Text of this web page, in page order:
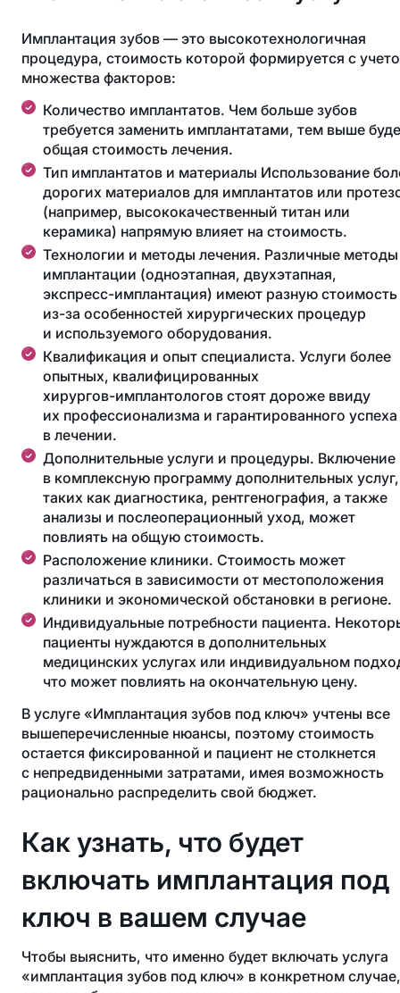
Имплантация зубов — это высокотехнологичная
процедура, стоимость которой формируется с
множества факторов:
Количество имплантатов. Чем больше зубов
требуется заменить имплантатами, тем выше
общая стоимость лечения.
Тип имплантатов и материалы Использование
дорогих материалов для имплантатов или
(например, высококачественный титан или
керамика) напрямую влияет на стоимость.
Технологии и методы лечения. Различные методы
имплантации (одноэтапная, двухэтапная,
экспресс-имплантация) имеют разную стоимость
из-за особенностей хирургических процедур
и используемого оборудования.
Квалификация и опыт специалиста. Услуги более
опытных, квалифицированных
хирургов-имплантологов стоят дороже ввиду
их профессионализма и гарантированного успеха
в лечении.
Дополнительные услуги и процедуры. Включение
в комплексную программу дополнительных услуг,
таких как диагностика, рентгенография, а также
анализы и послеоперационный уход, может
повлиять на общую стоимость.
Расположение клиники. Стоимость может
различаться в зависимости от местоположения
клиники и экономической обстановки в регионе.
Индивидуальные потребности пациента.
пациенты нуждаются в дополнительных
медицинских услугах или индивидуальном
что может повлиять на окончательную цену.
В услуге «Имплантация зубов под ключ» учтены все
вышеперечисленные нюансы, поэтому стоимость
остается фиксированной и пациент не столкнется
с непредвиденными затратами, имея возможность
рационально распределить свой бюджет.
Как узнать, что будет
включать имплантация под
ключ в вашем случае
Чтобы выяснить, что именно будет включать услуга
«имплантация зубов под ключ» в конкретном случае,